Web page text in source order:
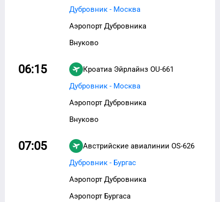
Дубровник - Москва
Аэропорт Дубровника
Внуково
06:15 Кроатиа Эйрлайнз OU-661
Дубровник - Москва
Аэропорт Дубровника
Внуково
07:05 Австрийские авиалинии OS-626
Дубровник - Бургас
Аэропорт Дубровника
Аэропорт Бургаса